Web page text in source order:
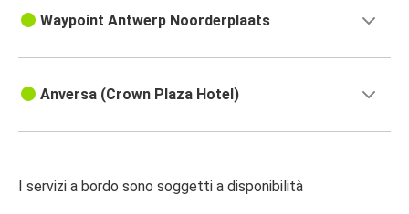
Waypoint Antwerp Noorderplaats
Anversa (Crown Plaza Hotel)
I servizi a bordo sono soggetti a disponibilità